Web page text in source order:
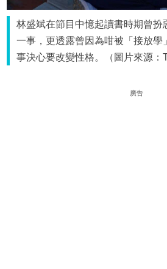
林盛斌在節目中憶起讀書時期曾扮
一事，更透露曾因為咁被「接放學
事決心要改變性格。（圖片來源：
廣告